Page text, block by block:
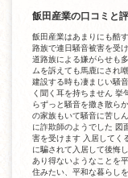
飯田産業の口コミと
飯田産業はあまりにも酷
路族で連日騒音被害を受
道路族による嫌がらせも
ムを訴えても馬鹿にされ
建設する時も凄まじい騒
く聞く耳を持ちません 挙
らずっと騒音を撒き散ら
の家族もいて騒音に苦し
に詐欺師のようでした 図
害を受けます 入居してく
に騙されて入居して後悔
あり得ないようなことを
住みたい、平和な暮らし